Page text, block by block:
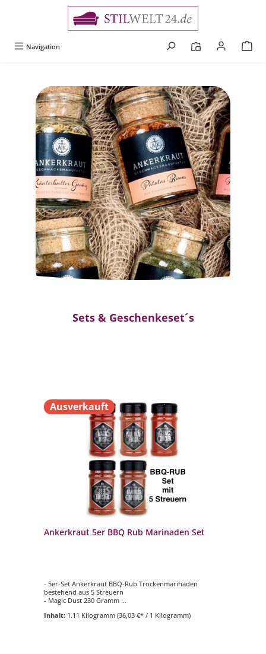
Navigation
Sets & Geschenkeset´s
Ausverkauft
Ankerkraut 5er BBQ Rub Marinaden Set
- 5er-Set Ankerkraut BBQ-Rub Trockenmarinaden
bestehend aus 5 Streuern
- Magic Dust 230 Gramm
- Texas Chicken 230 Gramm
Inhalt: 1.11 Kilogramm (36,03 €* / 1 Kilogramm)